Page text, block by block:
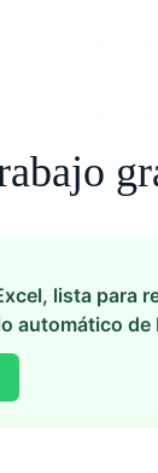
lista para
automático de